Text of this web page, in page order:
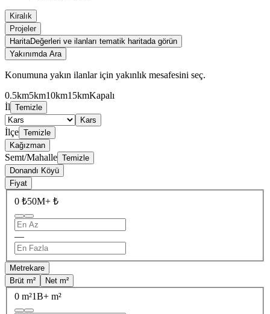
Kiralık
Projeler
HaritaDeğerleri ve ilanları tematik haritada görün
Yakınımda Ara
Konumuna yakın ilanlar için yakınlık mesafesini seç.
0.5km5km10km15kmKapalı
İl Temizle
Kars
İlçe Temizle
Kağızman
Semt/Mahalle Temizle
Donandı Köyü
Fiyat
0 ₺50M+ ₺
—
Metrekare
Brüt m²
Net m²
0 m²1B+ m²